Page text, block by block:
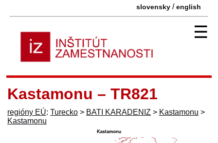
slovensky /english
☰
Kastamonu – TR821
regióny EÚ: Turecko > BATI KARADENIZ > Kastamonu >
Kastamonu